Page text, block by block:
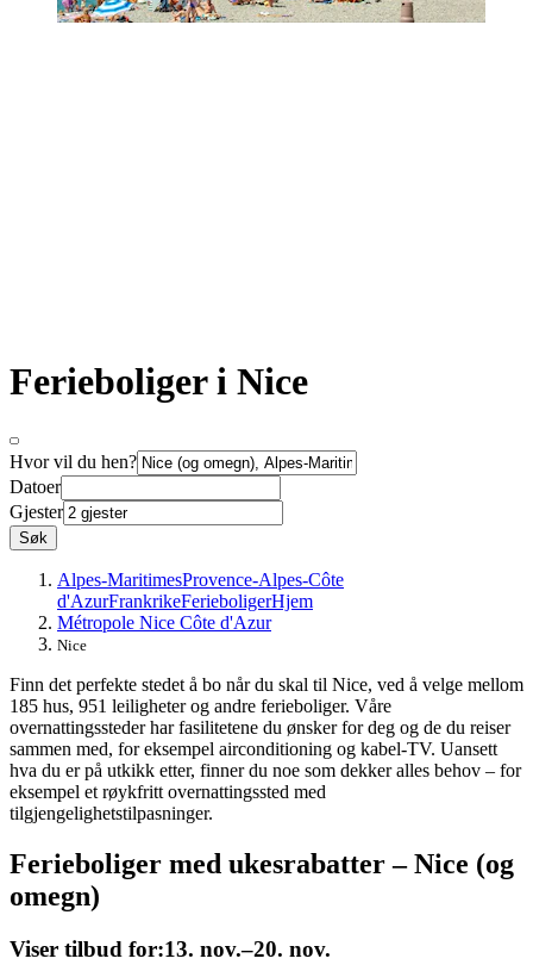
Ferieboliger i Nice
Hvor vil du hen?
Datoer
Gjester
Søk
Alpes-MaritimesProvence-Alpes-Côte
d'AzurFrankrikeFerieboligerHjem
Métropole Nice Côte d'Azur
Nice
Finn det perfekte stedet å bo når du skal til Nice, ved å velge mellom
185 hus, 951 leiligheter og andre ferieboliger. Våre
overnattingssteder har fasilitetene du ønsker for deg og de du reiser
sammen med, for eksempel airconditioning og kabel-TV. Uansett
hva du er på utkikk etter, finner du noe som dekker alles behov – for
eksempel et røykfritt overnattingssted med
tilgjengelighetstilpasninger.
Ferieboliger med ukesrabatter – Nice (og
omegn)
Viser tilbud for:13. nov.–20. nov.